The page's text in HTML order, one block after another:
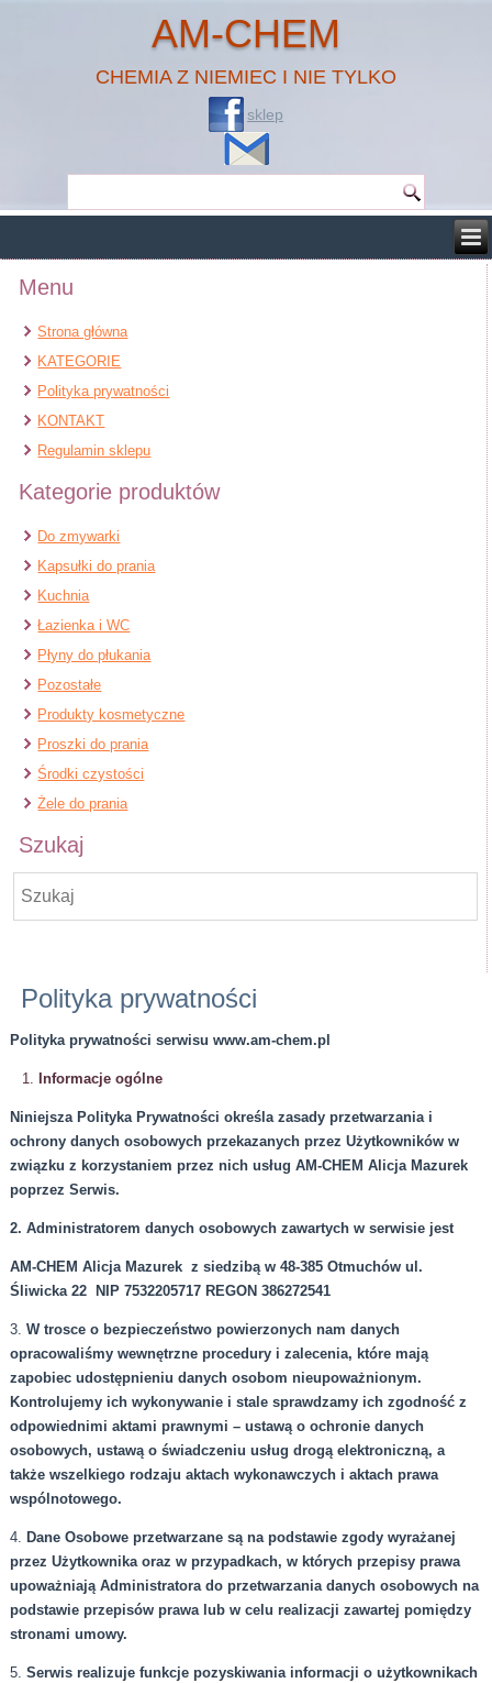
AM-CHEM
CHEMIA Z NIEMIEC I NIE TYLKO
sklep
Menu
Strona główna
KATEGORIE
Polityka prywatności
KONTAKT
Regulamin sklepu
Kategorie produktów
Do zmywarki
Kapsułki do prania
Kuchnia
Łazienka i WC
Płyny do płukania
Pozostałe
Produkty kosmetyczne
Proszki do prania
Środki czystości
Żele do prania
Szukaj
Polityka prywatności
Polityka prywatności serwisu www.am-chem.pl
Informacje ogólne
Niniejsza Polityka Prywatności określa zasady przetwarzania i
ochrony danych osobowych przekazanych przez Użytkowników w
związku z korzystaniem przez nich usług AM-CHEM Alicja Mazurek
poprzez Serwis.
2. Administratorem danych osobowych zawartych w serwisie jest
AM-CHEM Alicja Mazurek z siedzibą w 48-385 Otmuchów ul.
Śliwicka 22 NIP 7532205717 REGON 386272541
3.W trosce o bezpieczeństwo powierzonych nam danych
opracowaliśmy wewnętrzne procedury i zalecenia, które mają
zapobiec udostępnieniu danych osobom nieupoważnionym.
Kontrolujemy ich wykonywanie i stale sprawdzamy ich zgodność z
odpowiednimi aktami prawnymi – ustawą o ochronie danych
osobowych, ustawą o świadczeniu usług drogą elektroniczną, a
także wszelkiego rodzaju aktach wykonawczych i aktach prawa
wspólnotowego.
4. Dane Osobowe przetwarzane są na podstawie zgody wyrażanej
przez Użytkownika oraz w przypadkach, w których przepisy prawa
upoważniają Administratora do przetwarzania danych osobowych na
podstawie przepisów prawa lub w celu realizacji zawartej pomiędzy
stronami umowy.
5.Serwis realizuje funkcje pozyskiwania informacji o użytkownikach